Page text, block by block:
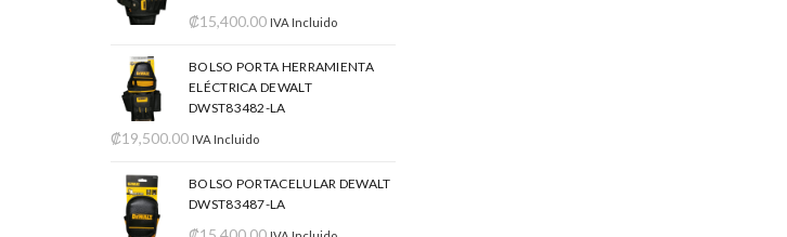
₡15,400.00 IVA Incluido
BOLSO PORTA HERRAMIENTA
ELÉCTRICA DEWALT
DWST83482-LA
₡19,500.00 IVA Incluido
BOLSO PORTACELULAR DEWALT
DWST83487-LA